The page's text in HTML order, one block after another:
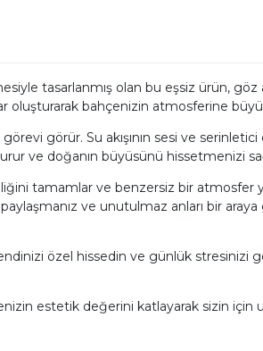
tasarlanmış olan bu eşsiz ürün, göz
oluşturarak bahçenizin atmosferine
görür. Su akışının sesi ve serinletici
ve doğanın büyüsünü hissetmenizi
tamamlar ve benzersiz bir atmosfer
ve unutulmaz anları bir
özel hissedin ve günlük stresinizi
estetik değerini katlayarak sizin için